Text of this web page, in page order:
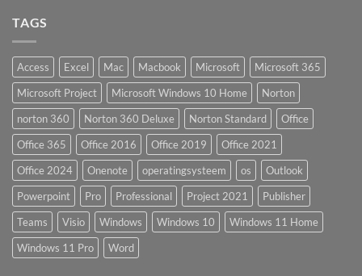
TAGS
Access Excel Mac Macbook Microsoft
Microsoft 365
Microsoft Project
Microsoft Windows 10 Home
Norton
norton 360
Norton 360 Deluxe Norton Standard
Office
Office 365
Office 2016 Office 2019
Office 2021
Office 2024
Onenote operatingsysteem os
Outlook
Powerpoint
Pro Professional Project 2021
Publisher
Teams
Visio Windows Windows 10
Windows 11 Home
Windows 11 Pro
Word